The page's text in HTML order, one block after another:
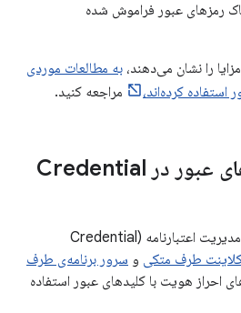
رمزهای عبور فراموش شده
را نشان می‌دهند، به مطالعات موردی
استفاده کرده‌اند،
مراجعه کنید.
نحوه عملکرد کلیدهای عبور در Credential
از رابط برنامه‌نویسی کاربردی مدیریت اعتبارنامه (Credential
کلاینت طرف متکی و سرور برنامه‌ی طرف
احراز هویت با کلیدهای عبور استفاده